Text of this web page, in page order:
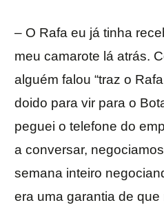
– O Rafa eu já tinha
meu camarote lá atrás.
alguém falou “traz o
doido para vir para o
peguei o telefone do
a conversar,
semana inteiro
era uma garantia de